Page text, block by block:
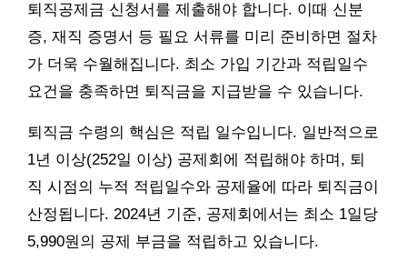
퇴직공제금 신청서를 제출해야 합니다. 이때 신분
증, 재직 증명서 등 필요 서류를 미리 준비하면 절차
가 더욱 수월해집니다. 최소 가입 기간과 적립일수
요건을 충족하면 퇴직금을 지급받을 수 있습니다.
퇴직금 수령의 핵심은 적립 일수입니다. 일반적으로
1년 이상(252일 이상) 공제회에 적립해야 하며, 퇴
직 시점의 누적 적립일수와 공제율에 따라 퇴직금이
산정됩니다. 2024년 기준, 공제회에서는 최소 1일당
5,990원의 공제 부금을 적립하고 있습니다.